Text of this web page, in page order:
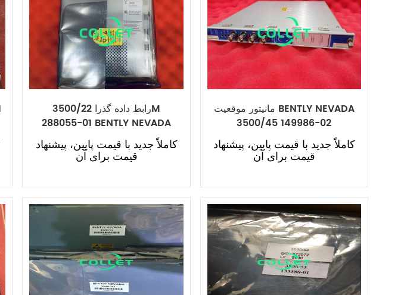
رابط داده گذرا 3500/22M
288055-01 BENTLY NEVADA
کاملاً جدید با قیمت پایین، پیشنهاد
قیمت برای آن
مانیتور موقعیت BENTLY NEVADA
3500/45 149986-02
کاملاً جدید با قیمت پایین، پیشنهاد
قیمت برای آن